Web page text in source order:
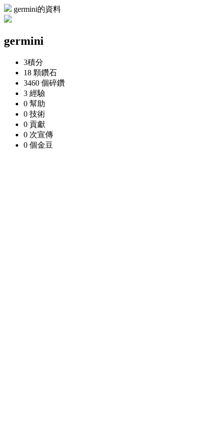
germini的資料
germini
3積分
18 顆鑽石
3460 個碎鑽
3 經驗
0 幫助
0 技術
0 貢獻
0 次宣傳
0 個金豆